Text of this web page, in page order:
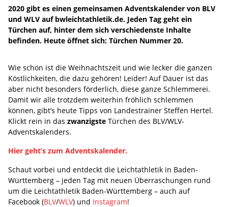
2020 gibt es einen gemeinsamen Adventskalender von BLV
und WLV auf bwleichtathletik.de. Jeden Tag geht ein
Türchen auf, hinter dem sich verschiedenste Inhalte
befinden. Heute öffnet sich: Türchen Nummer 20.
Wie schön ist die Weihnachtszeit und wie lecker die ganzen
Köstlichkeiten, die dazu gehören! Leider! Auf Dauer ist das
aber nicht besonders förderlich, diese ganze Schlemmerei.
Damit wir alle trotzdem weiterhin fröhlich schlemmen
können, gibt’s heute Tipps von Landestrainer Steffen Hertel.
Klickt rein in das zwanzigste Türchen des BLV/WLV-
Adventskalenders.
Hier geht’s zum Adventskalender.
Schaut vorbei und entdeckt die Leichtathletik in Baden-
Württemberg – jeden Tag mit neuen Überraschungen rund
um die Leichtathletik Baden-Württemberg – auch auf
Facebook (BLV/WLV) und Instagram!